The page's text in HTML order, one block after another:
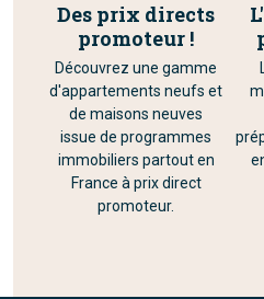
Des prix directs
promoteur !
Découvrez une gamme
d'appartements neufs et
de maisons neuves
issue de programmes
immobiliers partout en
France à prix direct
promoteur.